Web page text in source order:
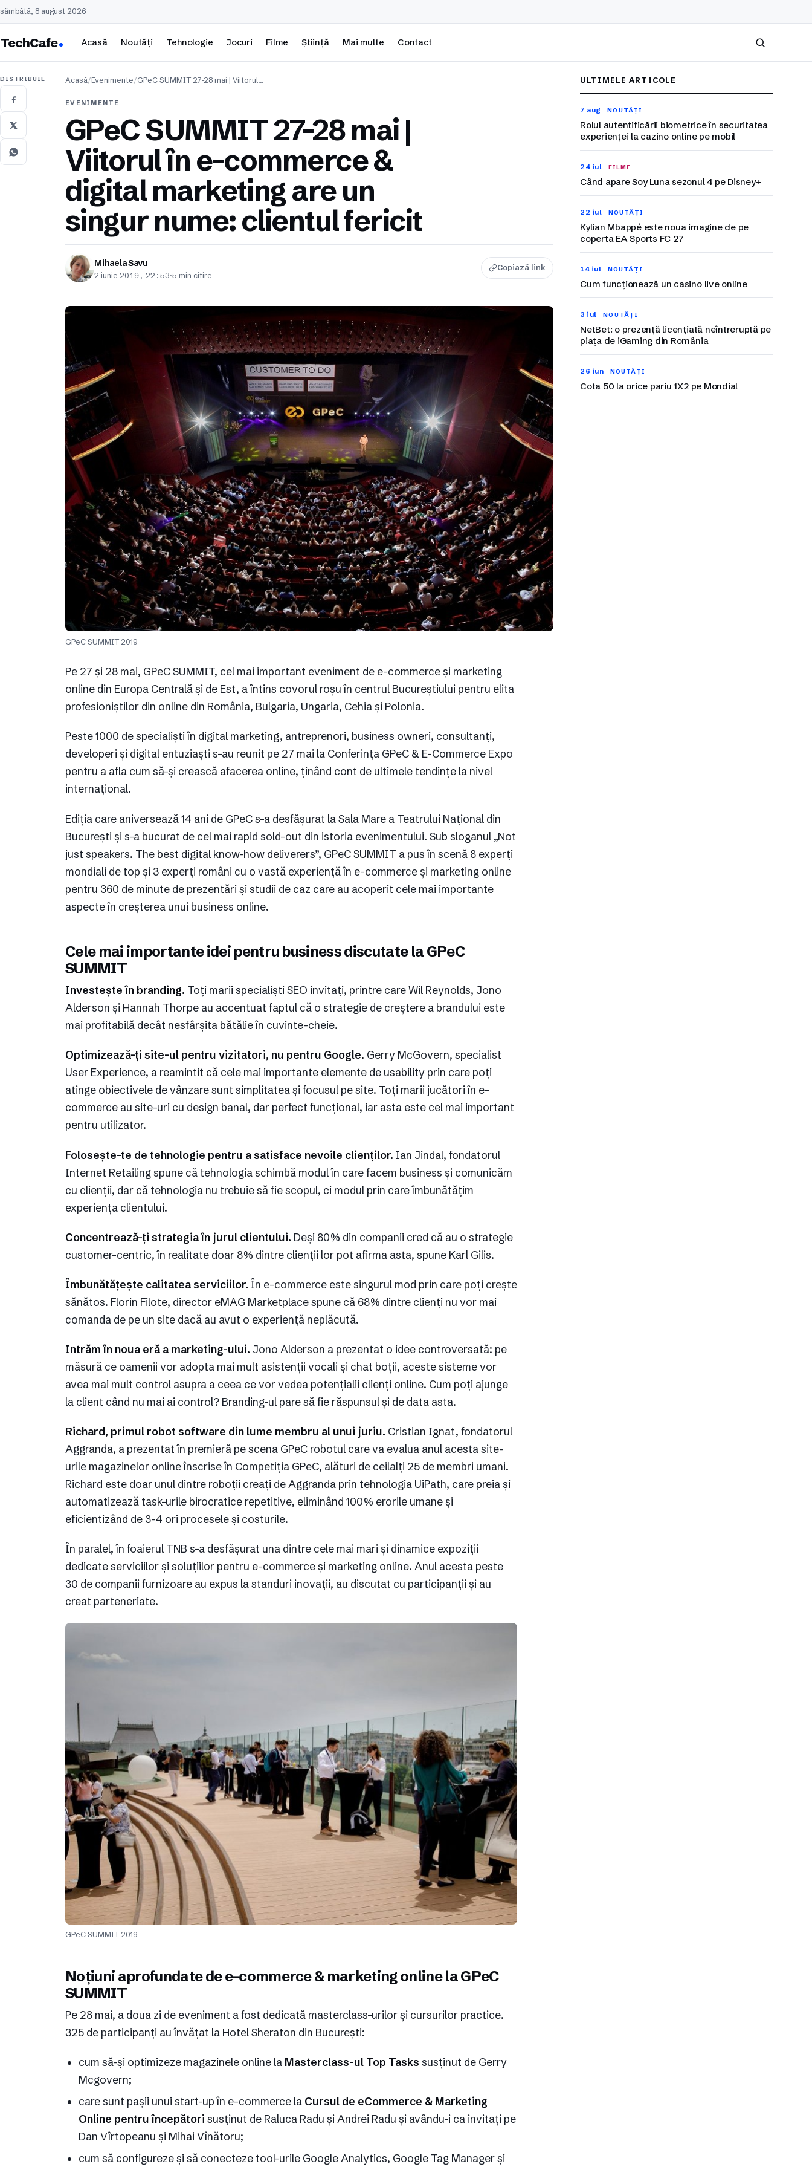
sâmbătă, 8 august 2026
TechCafe Acasă Noutăți Tehnologie Jocuri Filme Știință Mai multe Contact
Caută
DISTRIBUIE Acasă/Evenimente/GPeC SUMMIT 27-28 mai | Viitorul…
EVENIMENTE
GPeC SUMMIT 27-28 mai |
Viitorul în e-commerce &
digital marketing are un
singur nume: clientul fericit
Mihaela Savu
2 iunie 2019, 22:53·5 min citire
Copiază link
GPeC SUMMIT 2019
Pe 27 și 28 mai, GPeC SUMMIT, cel mai important eveniment de e-commerce și marketing
online din Europa Centrală și de Est, a întins covorul roșu în centrul Bucureștiului pentru elita
profesioniștilor din online din România, Bulgaria, Ungaria, Cehia și Polonia.
Peste 1000 de specialiști în digital marketing, antreprenori, business owneri, consultanți,
developeri și digital entuziaști s-au reunit pe 27 mai la Conferința GPeC & E-Commerce Expo
pentru a afla cum să-și crească afacerea online, ținând cont de ultimele tendințe la nivel
internațional.
Ediția care aniversează 14 ani de GPeC s-a desfășurat la Sala Mare a Teatrului Național din
București și s-a bucurat de cel mai rapid sold-out din istoria evenimentului. Sub sloganul „Not
just speakers. The best digital know-how deliverers”, GPeC SUMMIT a pus în scenă 8 experți
mondiali de top și 3 experți români cu o vastă experiență în e-commerce și marketing online
pentru 360 de minute de prezentări și studii de caz care au acoperit cele mai importante
aspecte în creșterea unui business online.
Cele mai importante idei pentru business discutate la GPeC
SUMMIT
Investește în branding. Toți marii specialiști SEO invitați, printre care Wil Reynolds, Jono
Alderson și Hannah Thorpe au accentuat faptul că o strategie de creștere a brandului este
mai profitabilă decât nesfârșita bătălie în cuvinte-cheie.
Optimizează-ți site-ul pentru vizitatori, nu pentru Google. Gerry McGovern, specialist
User Experience, a reamintit că cele mai importante elemente de usability prin care poți
atinge obiectivele de vânzare sunt simplitatea și focusul pe site. Toți marii jucători în e-
commerce au site-uri cu design banal, dar perfect funcțional, iar asta este cel mai important
pentru utilizator.
Folosește-te de tehnologie pentru a satisface nevoile clienților. Ian Jindal, fondatorul
Internet Retailing spune că tehnologia schimbă modul în care facem business și comunicăm
cu clienții, dar că tehnologia nu trebuie să fie scopul, ci modul prin care îmbunătățim
experiența clientului.
Concentrează-ți strategia în jurul clientului. Deși 80% din companii cred că au o strategie
customer-centric, în realitate doar 8% dintre clienții lor pot afirma asta, spune Karl Gilis.
Îmbunătățește calitatea serviciilor. În e-commerce este singurul mod prin care poți crește
sănătos. Florin Filote, director eMAG Marketplace spune că 68% dintre clienți nu vor mai
comanda de pe un site dacă au avut o experiență neplăcută.
Intrăm în noua eră a marketing-ului. Jono Alderson a prezentat o idee controversată: pe
măsură ce oamenii vor adopta mai mult asistenții vocali și chat boții, aceste sisteme vor
avea mai mult control asupra a ceea ce vor vedea potențialii clienți online. Cum poți ajunge
la client când nu mai ai control? Branding-ul pare să fie răspunsul și de data asta.
Richard, primul robot software din lume membru al unui juriu. Cristian Ignat, fondatorul
Aggranda, a prezentat în premieră pe scena GPeC robotul care va evalua anul acesta site-
urile magazinelor online înscrise în Competiția GPeC, alături de ceilalți 25 de membri umani.
Richard este doar unul dintre roboții creați de Aggranda prin tehnologia UiPath, care preia și
automatizează task-urile birocratice repetitive, eliminând 100% erorile umane și
eficientizând de 3-4 ori procesele și costurile.
În paralel, în foaierul TNB s-a desfășurat una dintre cele mai mari și dinamice expoziții
dedicate serviciilor și soluțiilor pentru e-commerce și marketing online. Anul acesta peste
30 de companii furnizoare au expus la standuri inovații, au discutat cu participanții și au
creat parteneriate.
GPeC SUMMIT 2019
Noțiuni aprofundate de e-commerce & marketing online la GPeC
SUMMIT
Pe 28 mai, a doua zi de eveniment a fost dedicată masterclass-urilor și cursurilor practice.
325 de participanți au învățat la Hotel Sheraton din București:
cum să-și optimizeze magazinele online la Masterclass-ul Top Tasks susținut de Gerry
Mcgovern;
care sunt pașii unui start-up în e-commerce la Cursul de eCommerce & Marketing
Online pentru începători susținut de Raluca Radu și Andrei Radu și avându-i ca invitați pe
Dan Vîrtopeanu și Mihai Vînătoru;
cum să configureze și să conecteze tool-urile Google Analytics, Google Tag Manager și
ULTIMELE ARTICOLE
7 aug NOUTĂȚI
Rolul autentificării biometrice în securitatea
experienței la cazino online pe mobil
24 iul FILME
Când apare Soy Luna sezonul 4 pe Disney+
22 iul NOUTĂȚI
Kylian Mbappé este noua imagine de pe
coperta EA Sports FC 27
14 iul NOUTĂȚI
Cum funcționează un casino live online
3 iul NOUTĂȚI
NetBet: o prezență licențiată neîntreruptă pe
piața de iGaming din România
26 iun NOUTĂȚI
Cota 50 la orice pariu 1X2 pe Mondial